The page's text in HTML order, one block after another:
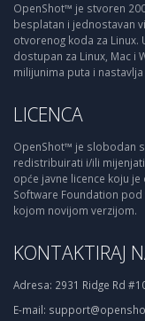
OpenShot™ je stvoren
besplatan i jednostavan
otvorenog koda za Linux.
dostupan za Linux, Mac i
milijunima puta i
LICENCA
OpenShot™ je slobodan
redistribuirati i/ili
opće javne licence koju
Software Foundation
kojom novijom verzijom.
KONTAKTIRAJ
Adresa: 2931 Ridge Rd
E-mail: